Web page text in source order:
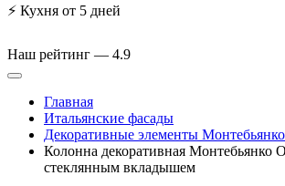
⚡ Кухня от 5 дней
Наш рейтинг — 4.9
Главная
Итальянские фасады
Декоративные элементы
Колонна декоративная Монтебьянко
стеклянным вкладышем